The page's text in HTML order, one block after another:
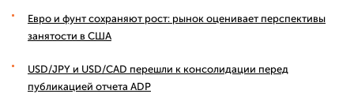
Евро и фунт сохраняют рост: рынок оценивает перспективы
занятости в США
USD/JPY и USD/CAD перешли к консолидации перед
публикацией отчета ADP